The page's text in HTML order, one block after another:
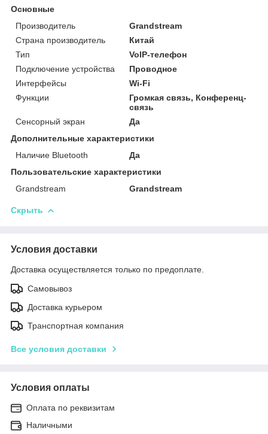
Основные
Производитель
Grandstream
Страна производитель
Китай
Тип
VoIP-телефон
Подключение устройства
Проводное
Интерфейсы
Wi-Fi
Функции
Громкая связь, Конференц-
связь
Сенсорный экран
Да
Дополнительные характеристики
Наличие Bluetooth
Да
Пользовательские характеристики
Grandstream
Grandstream
Скрыть
Условия доставки
Доставка осуществляется только по предоплате.
Самовывоз
Доставка курьером
Транспортная компания
Все условия доставки
Условия оплаты
Оплата по реквизитам
Наличными